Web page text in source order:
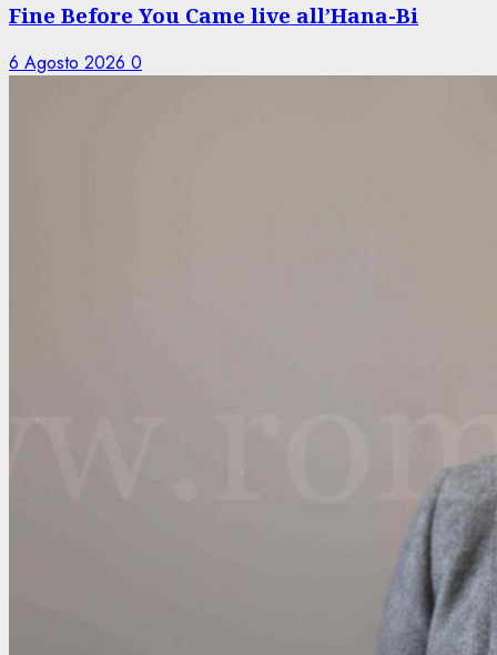
Fine Before You Came live all’Hana-Bi
6 Agosto 2026 0